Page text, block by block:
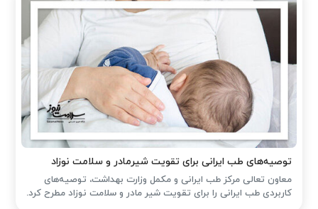
توصیه‌های طب ایرانی برای تقویت شیرمادر و سلامت نوزاد
معاون تعالی مرکز طب ایرانی و مکمل وزارت بهداشت، توصیه‌های
کاربردی طب ایرانی را برای تقویت شیر مادر و سلامت نوزاد مطرح کرد.